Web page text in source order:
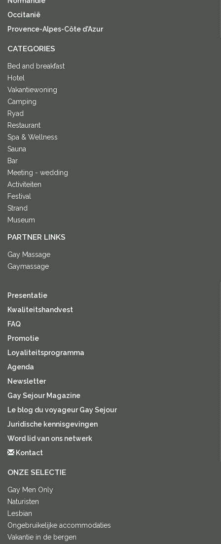
Occitanië
Provence-Alpes-Côte d'Azur
CATEGORIES
Bed and breakfast
Hotel
Vakantiewoning
Camping
Ryad
Restaurant
Spa & Wellness
Sauna
Bar
Meeting - wedding
Activiteiten
Festival
Strand
Museum
PARTNER LINKS
Gay Massage
Gaymassage
Presentatie
Kwaliteitshandvest
FAQ
Promotie
Loyaliteitsprogramma
Agenda
Newsletter
Gay Sejour Magazine
Le blog du voyageur Gay Sejour
Juridische kennisgevingen
Word lid van ons netwerk
Kontact
ONZE SELECTIE
Gay Men Only
Naturisten
Lesbian
Ongebruikelijke accommodaties
Vakantie in de bergen